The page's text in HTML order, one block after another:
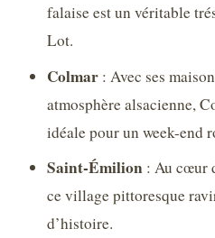
falaise est un véritable
Lot.
Colmar : Avec ses
atmosphère alsacienne,
idéale pour un week-end
Saint-Émilion : Au cœur
ce village pittoresque
d’histoire.